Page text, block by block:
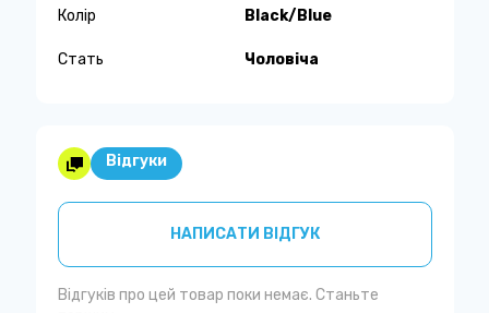
Колір Black/Blue
Стать Чоловіча
Відгуки
НАПИСАТИ ВІДГУК
Відгуків про цей товар поки немає. Станьте